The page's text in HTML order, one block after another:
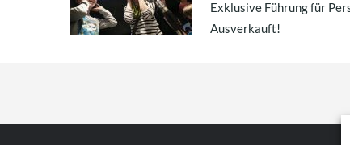
Exklusive Führung für
Ausverkauft!